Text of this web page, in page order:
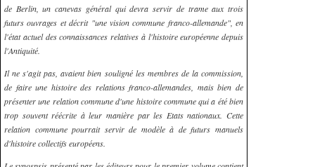
de Berlin, un canevas général qui devra servir de trame aux trois
futurs ouvrages et décrit "une vision commune franco-allemande", en
l'état actuel des connaissances relatives à l'histoire européenne depuis
l'Antiquité.
Il ne s'agit pas, avaient bien souligné les membres de la commission,
de faire une histoire des relations franco-allemandes, mais bien de
présenter une relation commune d'une histoire commune qui a été bien
trop souvent réécrite à leur manière par les Etats nationaux. Cette
relation commune pourrait servir de modèle à de futurs manuels
d'histoire collectifs européens.